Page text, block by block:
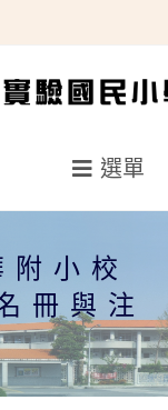
選單
小校
冊與注